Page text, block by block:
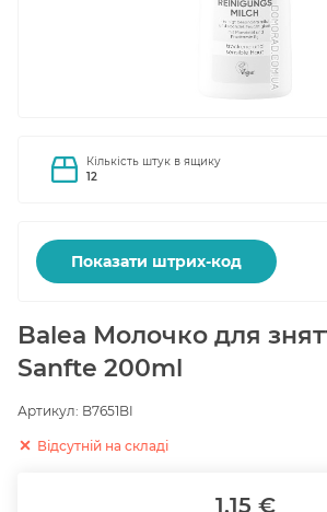
Кількість штук в ящику
12
Показати штрих-код
Balea Молочко для
Sanfte 200ml
Артикул: B7651BI
Відсутній на складі
1.15 €